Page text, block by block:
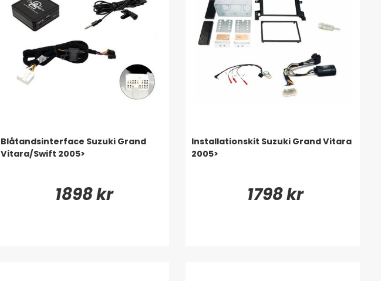
Blåtandsinterface Suzuki Grand
Vitara/Swift 2005>
1898 kr
Installationskit Suzuki Grand Vitara
2005>
1798 kr